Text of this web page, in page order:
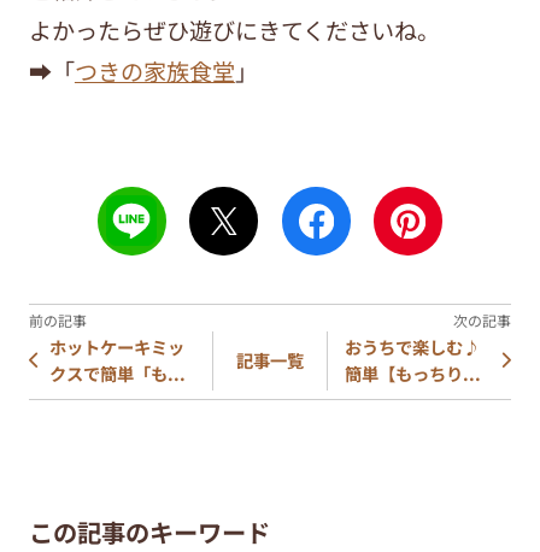
よかったらぜひ遊びにきてくださいね。
➡「つきの家族食堂 」
ホットケーキミッ
クスで簡単「も...
記事一覧
おうちで楽しむ♪
簡単【もっちり...
この記事のキーワード